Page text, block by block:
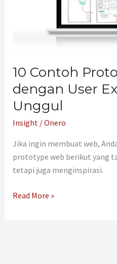
10 Contoh
dengan User
Unggul
Insight /Onero
Jika ingin membuat web,
prototype web berikut yang
tetapi juga menginspirasi.
Read More »